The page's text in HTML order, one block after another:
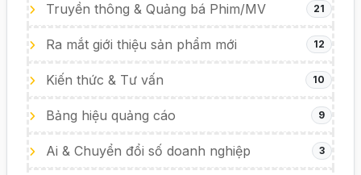
Truyền thông & Quảng bá Phim/MV 21
Ra mắt giới thiệu sản phẩm mới 12
Kiến thức & Tư vấn 10
Bảng hiệu quảng cáo 9
Ai & Chuyển đổi số doanh nghiệp 3